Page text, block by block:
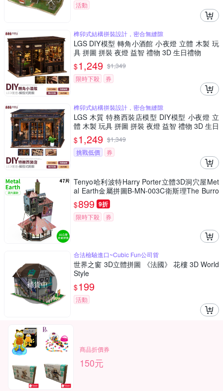
活動
榫卯式結構拼裝設計，密合無縫隙
LGS DIY模型 轉角小酒館 小夜燈 立體 木製 玩
具 拼圖 拼裝 夜燈 益智 禮物 3D 生日禮物
$1,249 $1,349
限時下殺
券
榫卯式結構拼裝設計，密合無縫隙
LGS 木質 特務西裝店模型 DIY模型 小夜燈 立
體 木製 玩具 拼圖 拼裝 夜燈 益智 禮物 3D 生日
禮物
$1,249 $1,349
挑戰低價
券
Tenyo哈利波特Harry Porter立體3D洞穴屋Met
al Earth金屬拼圖B-MN-003C衛斯理The Burro
w(47片裝)免塗裝模型
$899 9折
限時下殺 券
補貨中
合法檢驗進口~Cubic Fun公司貨
世界之窗 3D立體拼圖 《法國》 花樓 3D World
Style
$199
活動
商品折價券
150元